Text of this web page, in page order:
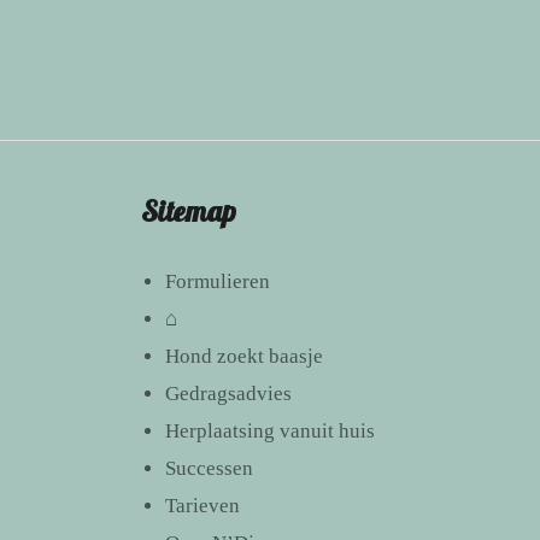
Sitemap
Formulieren
⌂
Hond zoekt baasje
Gedragsadvies
Herplaatsing vanuit huis
Successen
Tarieven